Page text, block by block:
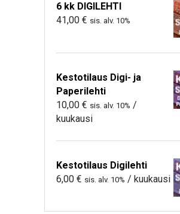
6 kk DIGILEHTI
41,00 € sis. alv. 10%
Kestotilaus Digi- ja
Paperilehti
10,00 € sis. alv. 10% /
kuukausi
Kestotilaus Digilehti
6,00 € sis. alv. 10% / kuukausi